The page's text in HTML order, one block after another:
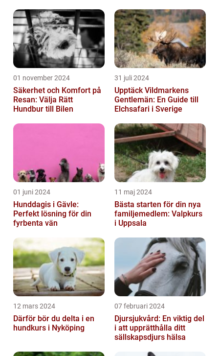
01 november 2024
Säkerhet och Komfort på
Resan: Välja Rätt
Hundbur till Bilen
31 juli 2024
Upptäck Vildmarkens
Gentlemän: En Guide till
Elchsafari i Sverige
01 juni 2024
Hunddagis i Gävle:
Perfekt lösning för din
fyrbenta vän
11 maj 2024
Bästa starten för din nya
familjemedlem: Valpkurs
i Uppsala
12 mars 2024
Därför bör du delta i en
hundkurs i Nyköping
07 februari 2024
Djursjukvård: En viktig del
i att upprätthålla ditt
sällskapsdjurs hälsa